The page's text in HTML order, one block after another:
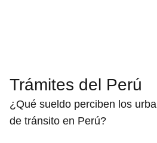
Trámites del Perú
¿Qué sueldo perciben los
de tránsito en Perú?